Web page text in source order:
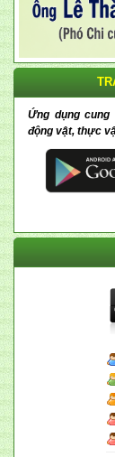
Ứng dụng
động vật, thực